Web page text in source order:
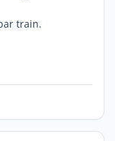
train.